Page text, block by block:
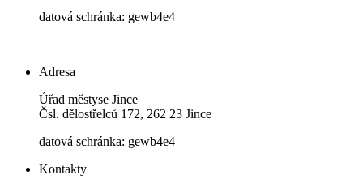
datová schránka: gewb4e4
Adresa
Úřad městyse Jince
Čsl. dělostřelců 172, 262 23 Jince
datová schránka: gewb4e4
Kontakty